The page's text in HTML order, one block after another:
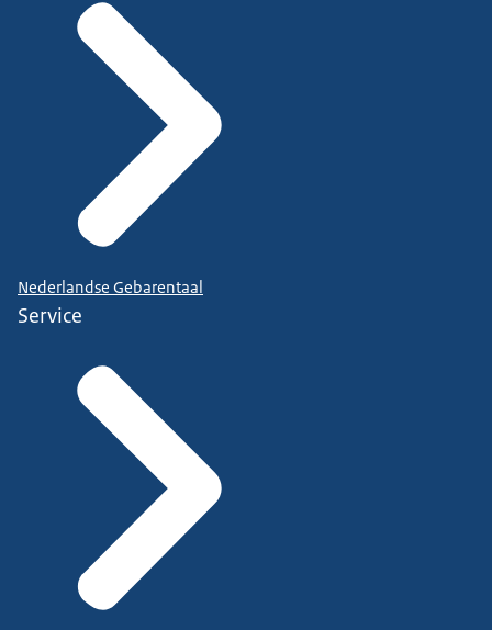
Nederlandse Gebarentaal
Service